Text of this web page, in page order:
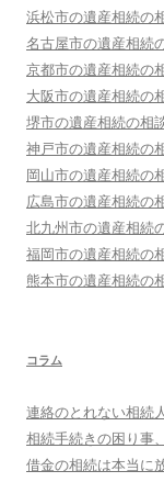
浜松市の遺産相続の
名古屋市の遺産相続
京都市の遺産相続の
大阪市の遺産相続の
堺市の遺産相続の相
神戸市の遺産相続の
岡山市の遺産相続の
広島市の遺産相続の
北九州市の遺産相続
福岡市の遺産相続の
熊本市の遺産相続の
コラム
連絡のとれない相続
相続手続きの困り事
借金の相続は本当に